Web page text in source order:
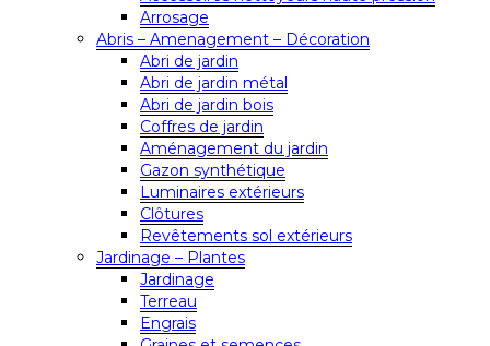
Arrosage
Abris – Amenagement – Décoration
Abri de jardin
Abri de jardin métal
Abri de jardin bois
Coffres de jardin
Aménagement du jardin
Gazon synthétique
Luminaires extérieurs
Clôtures
Revêtements sol extérieurs
Jardinage – Plantes
Jardinage
Terreau
Engrais